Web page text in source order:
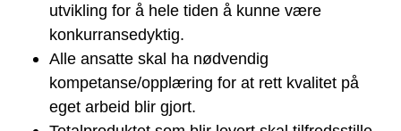
utvikling for å hele tiden å kunne være
konkurransedyktig.
Alle ansatte skal ha nødvendig
kompetanse/opplæring for at rett kvalitet på
eget arbeid blir gjort.